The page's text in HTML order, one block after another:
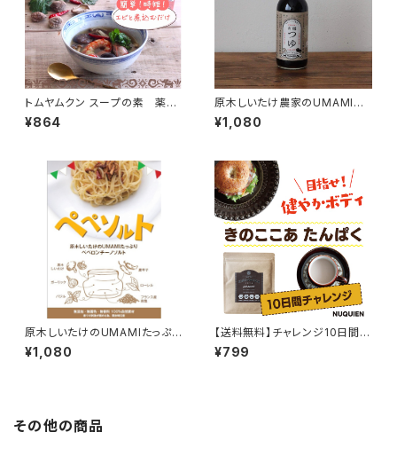
トムヤムクン スープの素 薬膳
スパイスミックス
¥864
原木しいたけ農家のUMAMI
有機つゆ 「貫井園」×「弓削多
醤油」
¥1,080
原木しいたけのUMAMIたっぷり
ペペロンチーノソルト
¥1,080
【送料無料】チャレンジ10日間
分 きのここあ [きな粉とキノ
コとココアのダイエットココア]
¥799
その他の商品